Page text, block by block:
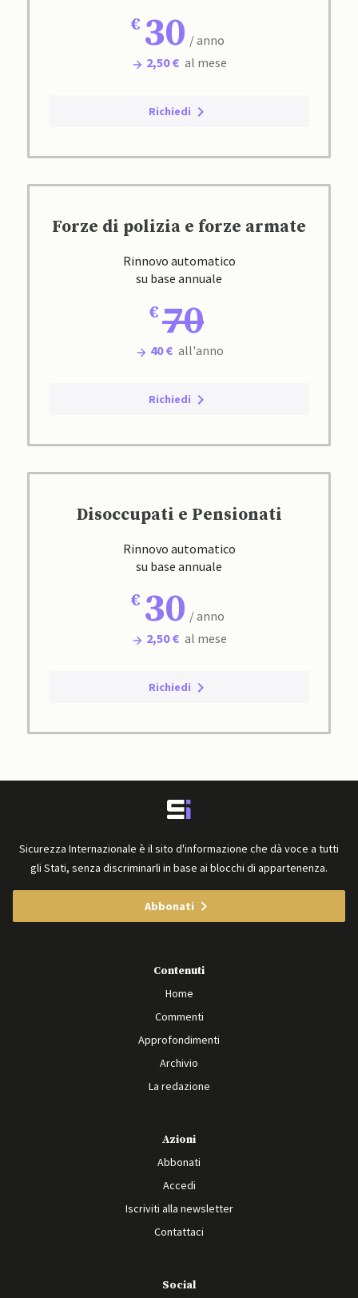
30 / anno
2,50 € al mese
Richiedi
Forze di polizia e forze armate
Rinnovo automatico
su base annuale
70
40 € all'anno
Richiedi
Disoccupati e Pensionati
Rinnovo automatico
su base annuale
30 / anno
2,50 € al mese
Richiedi
Sicurezza Internazionale è il sito d'informazione che dà voce a tutti
gli Stati, senza discriminarli in base ai blocchi di appartenenza.
Abbonati
Contenuti
Home
Commenti
Approfondimenti
Archivio
La redazione
Azioni
Abbonati
Accedi
Iscriviti alla newsletter
Contattaci
Social